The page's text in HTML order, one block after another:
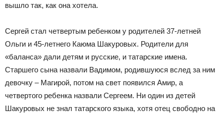
вышло так, как она хотела.
Сергей стал четвертым ребенком у родителей 37-летней
Ольги и 45-летнего Каюма Шакуровых. Родители для
«баланса» дали детям и русские, и татарские имена.
Старшего сына назвали Вадимом, родившуюся вслед за ним
девочку – Магирой, потом на свет появился Амир, а
четвертого ребенка назвали Сергеем. Ни один из детей
Шакуровых не знал татарского языка, хотя отец свободно на